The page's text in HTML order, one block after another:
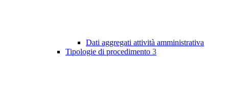
Dati aggregati attività amministrativa
Tipologie di procedimento 3